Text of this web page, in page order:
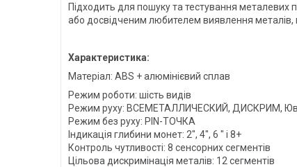
Підходить для пошуку та тестування металевих
або досвідченим любителем виявлення металів,
Характеристика:
Матеріал: ABS + алюмінієвий сплав
Режим роботи: шість видів
Режим руху: ВСЕМЕТАЛЛИЧЕСКИЙ, ДИСКРИМ,
Режим без руху: PIN-ТОЧКА
Індикація глибини монет: 2", 4", 6 " і 8+
Контроль чутливості: 8 сенсорних сегментів
Цільова дискримінація металів: 12 сегментів